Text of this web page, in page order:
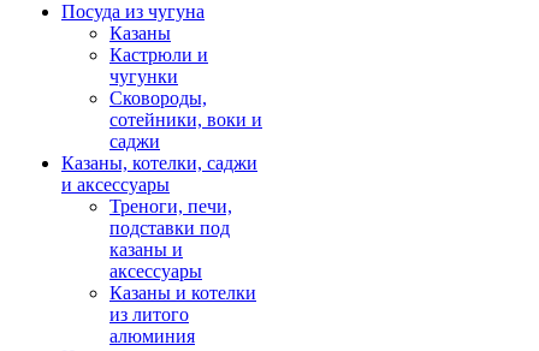
Посуда из чугуна
Казаны
Кастрюли и
чугунки
Сковороды,
сотейники, воки и
саджи
Казаны, котелки, саджи
и аксессуары
Треноги, печи,
подставки под
казаны и
аксессуары
Казаны и котелки
из литого
алюминия